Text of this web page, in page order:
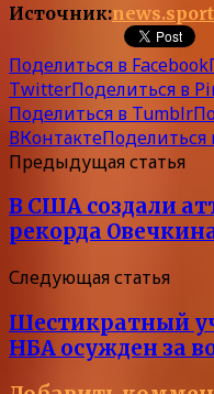
Источник:
Поделиться в Facebook
TwitterПоделиться в
Поделиться в Tumblr
ВКонтактеПоделиться
Предыдущая статья
В США создали
рекорда
Следующая статья
Шестикратный
НБА осужден за